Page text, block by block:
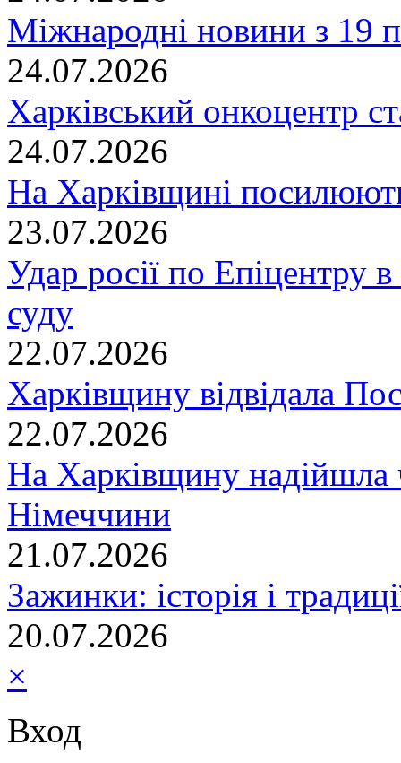
Міжнародні новини з 19
24.07.2026
Харківський онкоцентр
24.07.2026
На Харківщині
23.07.2026
Удар росії по Епіцентру
суду
22.07.2026
Харківщину відвідала
22.07.2026
На Харківщину надійшла
Німеччини
21.07.2026
Зажинки: історія і
20.07.2026
×
Вход